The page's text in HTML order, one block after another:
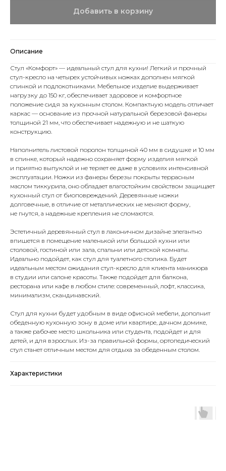
Добавить в корзину
Описание
Стул «Комфорт» — идеальный стул для кухни! Легкий и прочный
стул-кресло на четырех устойчивых ножках дополнен мягкой
спинкой и подлокотниками. Мебельное изделие выдерживает
нагрузку до 150 кг, обеспечивает здоровое и комфортное
положение сидя за кухонным столом. Компактную модель отличает
каркас — основание из прочной натуральной березовой фанеры
толщиной 21 мм, что обеспечивает надежную и не шаткую
конструкцию.
Наполнитель листовой поролон толщиной 40 мм в сидушке и 10 мм
в спинке, который надежно сохраняет форму изделия мягкой
и приятно выпуклой и не теряет ее даже в условиях интенсивной
эксплуатации. Ножки из фанеры березы покрыты террасным
маслом тиккурила, оно обладает влагостойким свойством защищает
кухонный стул от биоповреждений. Деревянные ножки
долговечные, в отличие от металлических не меняют форму,
не гнутся, а надежные крепления не сломаются.
Эстетичный деревянный стул в лаконичном дизайне элегантно
впишется в помещение маленькой или большой кухни или
столовой, гостиной или зала, спальни или детской комнаты.
Идеально подойдет, как стул для туалетного столика. Будет
идеальным местом ожидания стул-кресло для клиента маникюра
в студии или салоне красоты. Также подойдет для балкона,
ресторана или кафе в любом стиле: современный, лофт, классика,
минимализм, скандинавский.
Стул для кухни будет удобным в виде офисной мебели, дополнит
обеденную кухонную зону в доме или квартире, дачном домике,
а также рабочее место школьника или студента, подойдет и для
детей, и для взрослых. Из-за правильной формы, ортопедический
стул станет отличным местом для отдыха за обеденным столом.
Характеристики